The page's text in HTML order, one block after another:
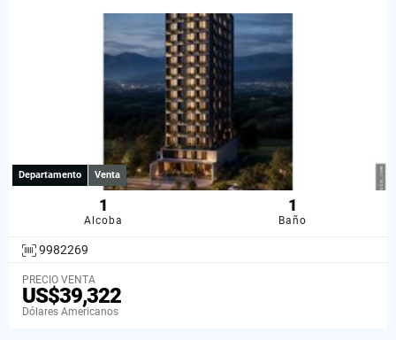
Departamento Venta
1
Alcoba
1
Baño
9982269
PRECIO VENTA
US$39,322
Dólares Americanos